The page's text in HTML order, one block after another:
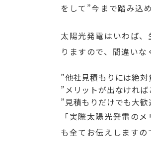
をして”今まで踏み込
太陽光発電はいわば
りますので、間違いな
”他社見積もりには絶
”メリットが出なけれ
”見積もりだけでも大歓
「実際太陽光発電の
も全てお伝えしますの